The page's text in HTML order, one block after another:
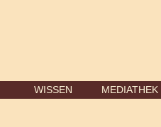
WISSEN MEDIATHEK